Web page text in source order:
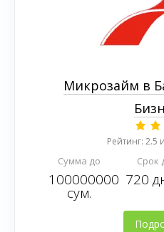
Микрозайм в
Рейтинг: 2.5
Сумма до
100000000
сум.
Срок
720